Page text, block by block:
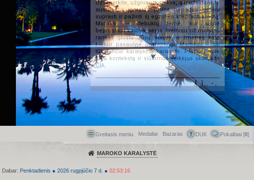
Užsimerkite, užgniaužkite kvapą ir užsidenkite
ausis. Čia įprastos juslės nepadės geriau
suprasti ir pažinti šį egzotika kvepiantį kraštą.
Marokas – stebuklų žemė, kur saulė
beprotiškai kaitina, vėjas švelniau už motinos
rankas glosto Jūsų kūnus, o žmonės kaip
niekur pasaulyje paslaptingi. Marokas – tai
tūkstančio karalysčių karalystė. Plačiau apie
RPG kontekstą ir siūlomus veikėjus skaitykite
ČIA.
Admin
Greitasis meniu Medaliai Bazaras DUK Pokalbiai [0]
MAROKO KARALYSTĖ
Dabar: Penktadienis ● 2026 rugpjūčio 7 d. ● 02:53:16